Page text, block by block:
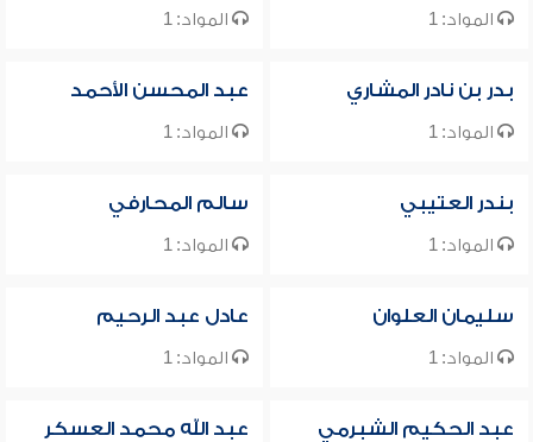
المواد: 1 المواد: 1
بدر بن نادر المشاري
المواد: 1
عبد المحسن الأحمد
المواد: 1
بندر العتيبي
المواد: 1
سالم المحارفي
المواد: 1
سليمان العلوان
المواد: 1
عادل عبد الرحيم
المواد: 1
عبد الحكيم الشبرمي عبد الله محمد العسكر